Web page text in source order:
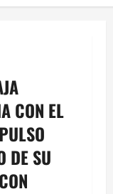
CON EL
DE SU